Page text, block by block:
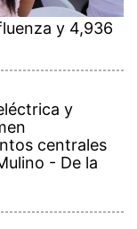
y 4,936
y
centrales
- De la